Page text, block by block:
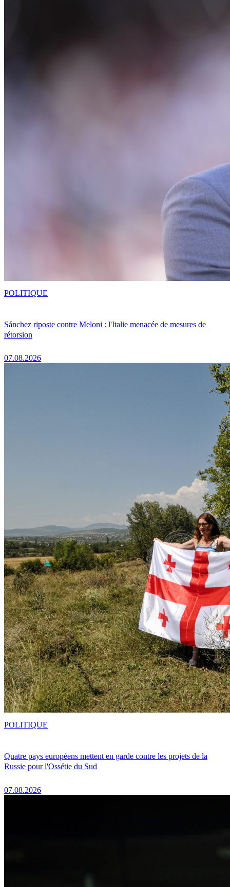
Sánchez riposte contre Meloni : l'Italie menacée de mesures de
rétorsion
07.08.2026
POLITIQUE
Quatre pays européens mettent en garde contre les projets de la
Russie pour l'Ossétie du Sud
07.08.2026
POLITIQUE